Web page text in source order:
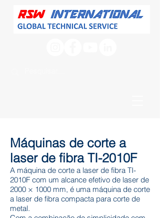
Máquinas de corte a
laser de fibra TI-2010F
A máquina de corte a laser de fibra TI-
2010F com um alcance efetivo de laser de
2000 × 1000 mm, é uma máquina de corte
a laser de fibra compacta para corte de
metal.